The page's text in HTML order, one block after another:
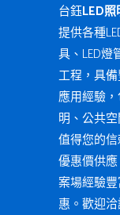
台鈺LED
提供各種
具、LED燈
工程，具備
應用經驗
明、公共
值得您的信
優惠價供
案場經驗
惠。歡迎洽